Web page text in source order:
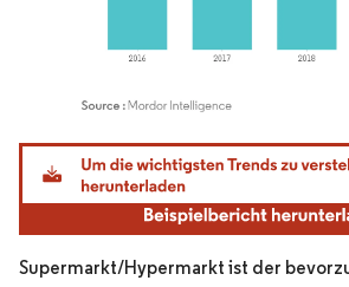
Bild © Mordor Intelligence. Wiederverwendung
Supermarkt/Hypermarkt ist der